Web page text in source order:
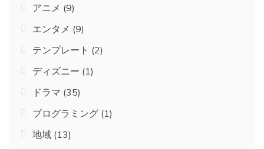
アニメ (9)
エンタメ (9)
テンプレート (2)
ディズニー (1)
ドラマ (35)
プログラミング (1)
地域 (13)